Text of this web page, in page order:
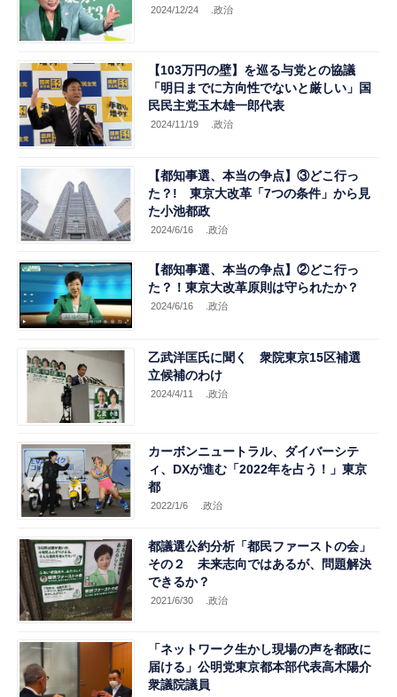
2024/12/24 .政治
【103万円の壁】を巡る与党との協議
「明日までに方向性でないと厳しい」国
民民主党玉木雄一郎代表
2024/11/19 .政治
【都知事選、本当の争点】③どこ行っ
た？! 東京大改革「7つの条件」から見
た小池都政
2024/6/16 .政治
【都知事選、本当の争点】②どこ行っ
た？！東京大改革原則は守られたか？
2024/6/16 .政治
乙武洋匡氏に聞く 衆院東京15区補選
立候補のわけ
2024/4/11 .政治
カーボンニュートラル、ダイバーシテ
ィ、DXが進む「2022年を占う！」東京
都
2022/1/6 .政治
都議選公約分析「都民ファーストの会」
その２ 未来志向ではあるが、問題解決
できるか？
2021/6/30 .政治
「ネットワーク生かし現場の声を都政に
届ける」公明党東京都本部代表高木陽介
衆議院議員